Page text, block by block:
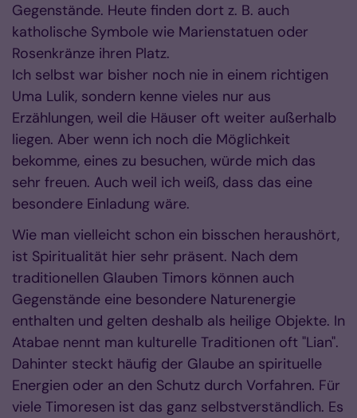
Gegenstände. Heute finden dort z. B. auch
katholische Symbole wie Marienstatuen oder
Rosenkränze ihren Platz.
Ich selbst war bisher noch nie in einem richtigen
Uma Lulik, sondern kenne vieles nur aus
Erzählungen, weil die Häuser oft weiter außerhalb
liegen. Aber wenn ich noch die Möglichkeit
bekomme, eines zu besuchen, würde mich das
sehr freuen. Auch weil ich weiß, dass das eine
besondere Einladung wäre.
Wie man vielleicht schon ein bisschen heraushört,
ist Spiritualität hier sehr präsent. Nach dem
traditionellen Glauben Timors können auch
Gegenstände eine besondere Naturenergie
enthalten und gelten deshalb als heilige Objekte. In
Atabae nennt man kulturelle Traditionen oft "Lian".
Dahinter steckt häufig der Glaube an spirituelle
Energien oder an den Schutz durch Vorfahren. Für
viele Timoresen ist das ganz selbstverständlich. Es